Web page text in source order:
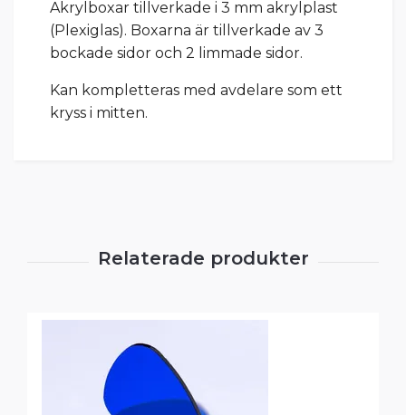
Akrylboxar tillverkade i 3 mm akrylplast
(Plexiglas). Boxarna är tillverkade av 3
bockade sidor och 2 limmade sidor.
Kan kompletteras med avdelare som ett
kryss i mitten.